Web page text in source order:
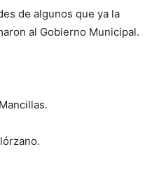
de algunos que ya la
al Gobierno Municipal.